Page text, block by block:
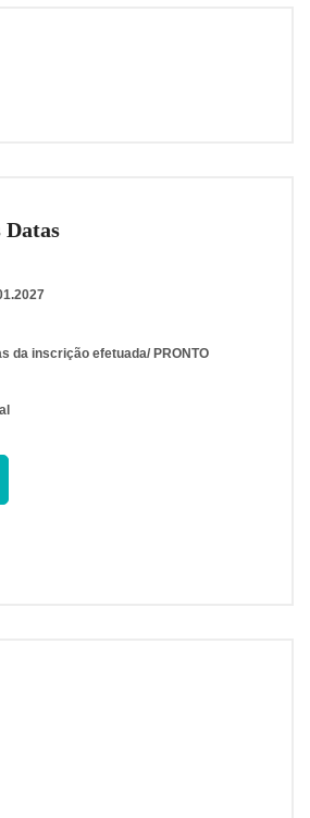
Datas
da inscrição efetuada/ PRONTO